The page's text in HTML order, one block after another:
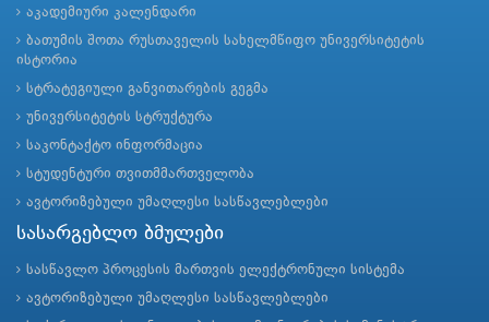
აკადემიური კალენდარი
ბათუმის შოთა რუსთაველის სახელმწიფო უნივერსიტეტის
ისტორია
სტრატეგიული განვითარების გეგმა
უნივერსიტეტის სტრუქტურა
საკონტაქტო ინფორმაცია
სტუდენტური თვითმმართველობა
ავტორიზებული უმაღლესი სასწავლებლები
სასარგებლო ბმულები
სასწავლო პროცესის მართვის ელექტრონული სისტემა
ავტორიზებული უმაღლესი სასწავლებლები